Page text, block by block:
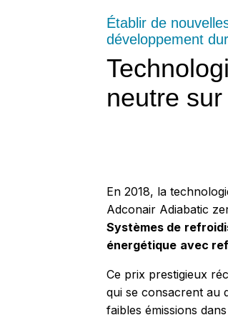
neutre
Établir de
développement
En 2018, la
Adconair Adiabatic
Systèmes de
énergétique avec
Ce prix prestigieux
qui se consacrent au
faibles émissions